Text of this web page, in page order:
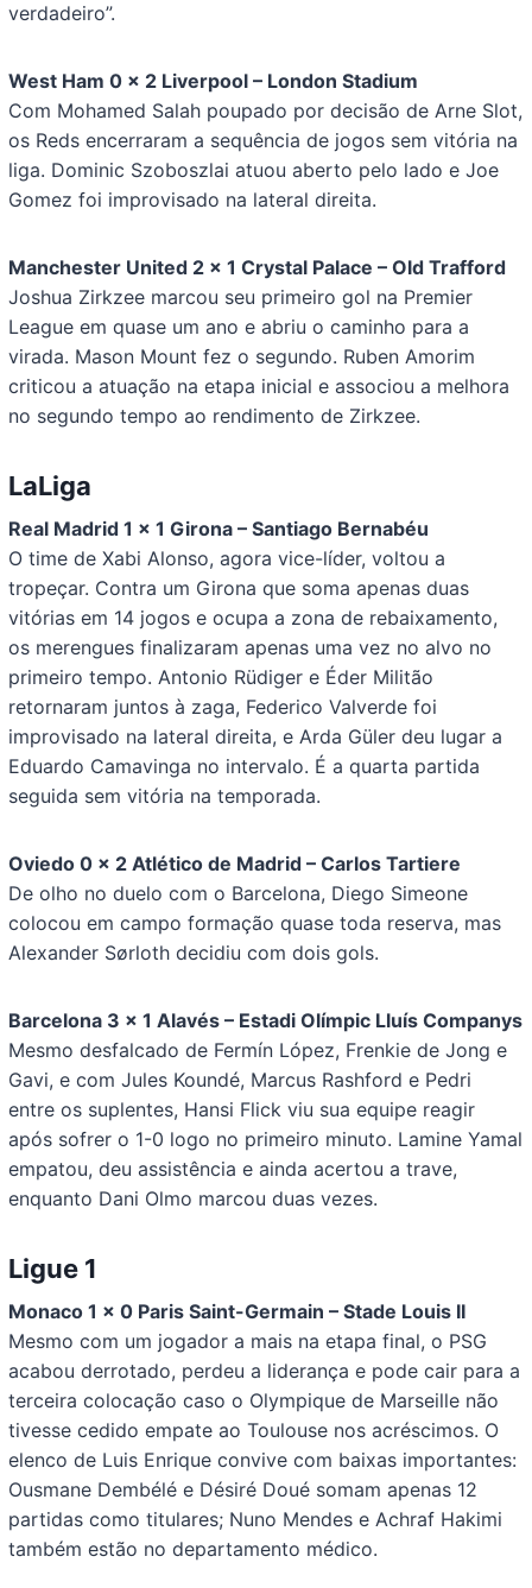
verdadeiro”.
West Ham 0 x 2 Liverpool – London Stadium
Com Mohamed Salah poupado por decisão de Arne Slot,
os Reds encerraram a sequência de jogos sem vitória na
liga. Dominic Szoboszlai atuou aberto pelo lado e Joe
Gomez foi improvisado na lateral direita.
Manchester United 2 x 1 Crystal Palace – Old Trafford
Joshua Zirkzee marcou seu primeiro gol na Premier
League em quase um ano e abriu o caminho para a
virada. Mason Mount fez o segundo. Ruben Amorim
criticou a atuação na etapa inicial e associou a melhora
no segundo tempo ao rendimento de Zirkzee.
LaLiga
Real Madrid 1 x 1 Girona – Santiago Bernabéu
O time de Xabi Alonso, agora vice-líder, voltou a
tropeçar. Contra um Girona que soma apenas duas
vitórias em 14 jogos e ocupa a zona de rebaixamento,
os merengues finalizaram apenas uma vez no alvo no
primeiro tempo. Antonio Rüdiger e Éder Militão
retornaram juntos à zaga, Federico Valverde foi
improvisado na lateral direita, e Arda Güler deu lugar a
Eduardo Camavinga no intervalo. É a quarta partida
seguida sem vitória na temporada.
Oviedo 0 x 2 Atlético de Madrid – Carlos Tartiere
De olho no duelo com o Barcelona, Diego Simeone
colocou em campo formação quase toda reserva, mas
Alexander Sørloth decidiu com dois gols.
Barcelona 3 x 1 Alavés – Estadi Olímpic Lluís Companys
Mesmo desfalcado de Fermín López, Frenkie de Jong e
Gavi, e com Jules Koundé, Marcus Rashford e Pedri
entre os suplentes, Hansi Flick viu sua equipe reagir
após sofrer o 1-0 logo no primeiro minuto. Lamine Yamal
empatou, deu assistência e ainda acertou a trave,
enquanto Dani Olmo marcou duas vezes.
Ligue 1
Monaco 1 x 0 Paris Saint-Germain – Stade Louis II
Mesmo com um jogador a mais na etapa final, o PSG
acabou derrotado, perdeu a liderança e pode cair para a
terceira colocação caso o Olympique de Marseille não
tivesse cedido empate ao Toulouse nos acréscimos. O
elenco de Luis Enrique convive com baixas importantes:
Ousmane Dembélé e Désiré Doué somam apenas 12
partidas como titulares; Nuno Mendes e Achraf Hakimi
também estão no departamento médico.